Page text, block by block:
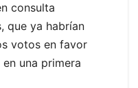
consulta
que ya habrían
votos en favor
una primera